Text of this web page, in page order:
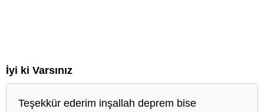
İyi ki Varsınız
Teşekkür ederim inşallah deprem bise